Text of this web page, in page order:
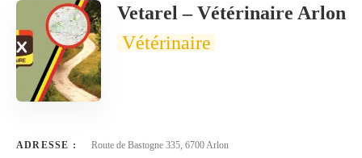
Vetarel – Vétérinaire Arlon
Vétérinaire
ADRESSE : Route de Bastogne 335, 6700 Arlon